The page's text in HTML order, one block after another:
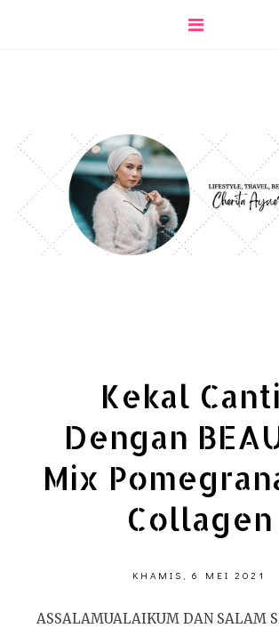
Kekal
Dengan
Mix
Collagen
KHAMIS, 6 MEI 2021
ASSALAMUALAIKUM DAN SALAM